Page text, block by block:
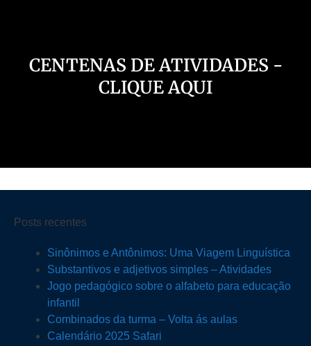
CENTENAS DE ATIVIDADES -
CLIQUE AQUI
Posts recentes
Sinônimos e Antônimos: Uma Viagem Linguística
Substantivos e adjetivos simples – Atividades
Jogo pedagógico sobre o alfabeto para educação
infantil
Combinados da turma – Volta ás aulas
Calendário 2025 Safari